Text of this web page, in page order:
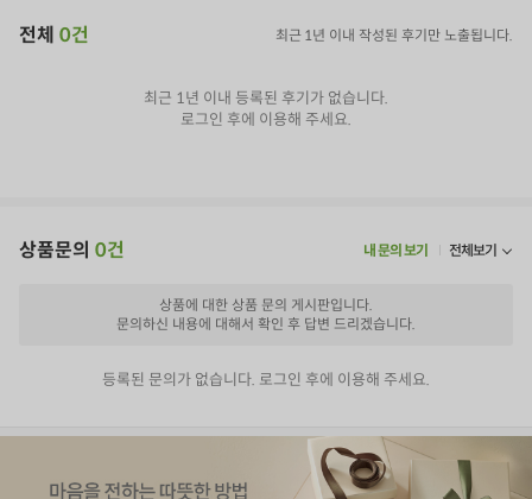
전체 0건 최근 1년 이내 작성된 후기만 노출됩니다.
최근 1년 이내 등록된 후기가 없습니다.
로그인 후에 이용해 주세요.
상품문의 0건 내 문의 보기 전체보기
상품에 대한 상품 문의 게시판입니다.
문의하신 내용에 대해서 확인 후 답변 드리겠습니다.
등록된 문의가 없습니다. 로그인 후에 이용해 주세요.